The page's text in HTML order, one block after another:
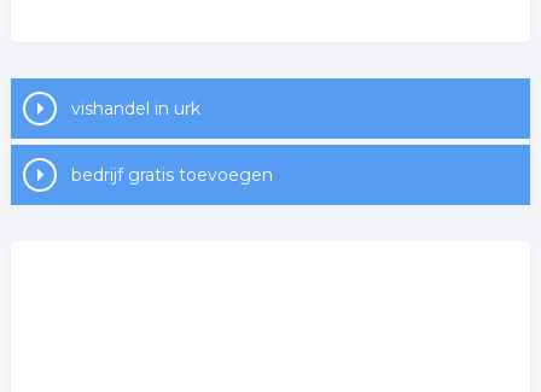
vishandel in urk
bedrijf gratis toevoegen